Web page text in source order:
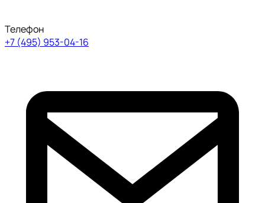
Телефон
+7 (495) 953-04-16